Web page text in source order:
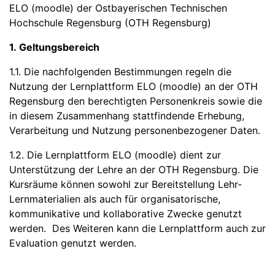
ELO (moodle) der Ostbayerischen Technischen
Hochschule Regensburg (OTH Regensburg)
1. Geltungsbereich
1.1. Die nachfolgenden Bestimmungen regeln die
Nutzung der Lernplattform ELO (moodle) an der OTH
Regensburg den berechtigten Personenkreis sowie die
in diesem Zusammenhang stattfindende Erhebung,
Verarbeitung und Nutzung personenbezogener Daten.
1.2. Die Lernplattform ELO (moodle) dient zur
Unterstützung der Lehre an der OTH Regensburg. Die
Kursräume können sowohl zur Bereitstellung Lehr-
Lernmaterialien als auch für organisatorische,
kommunikative und kollaborative Zwecke genutzt
werden. Des Weiteren kann die Lernplattform auch zur
Evaluation genutzt werden.